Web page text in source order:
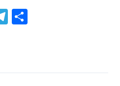
Telegram